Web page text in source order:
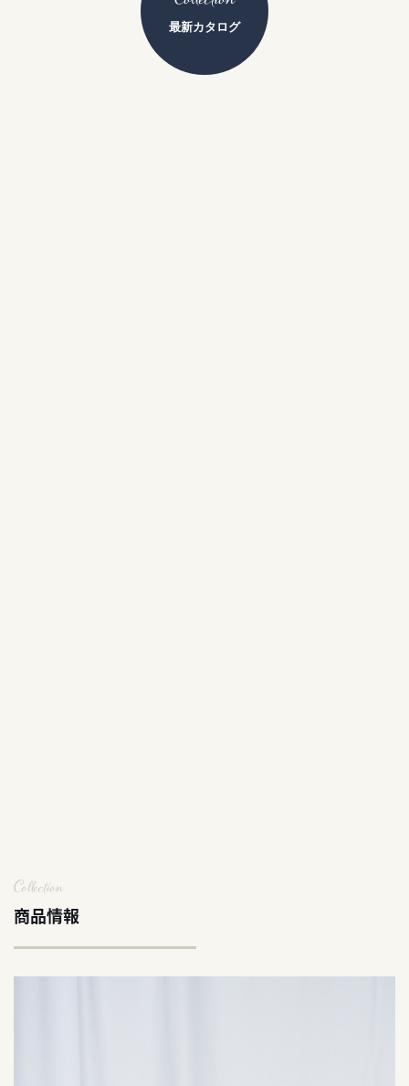
最新カタログ
Collection
商品情報